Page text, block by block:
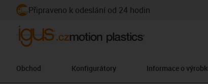
Připraveno k odeslání od 24 hodin
Obchod Konfigurátory Informace o